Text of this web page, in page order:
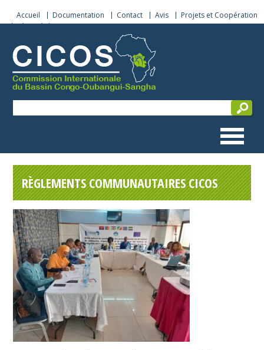
Accueil Documentation Contact Avis
Projets et Coopération
Sécurité de navigation
RÈGLEMENTS COMMUNAUTAIRES CICOS